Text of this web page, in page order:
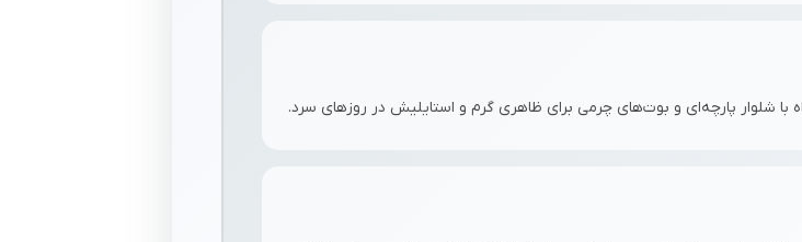
با شلوار پارچه‌ای و بوت‌های چرمی برای ظاهری گرم و استایلیش در روزهای سرد.